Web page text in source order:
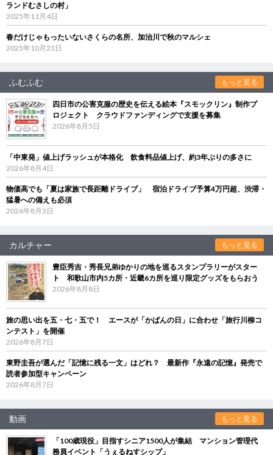
ランドむさしの村」
2025年11月4日
春だけじゃもったいないさくらの名所、加治川で秋のマルシェ
2025年10月23日
ふむふむ もっと見る
四日市の公害克服の歴史を伝える絵本『スモックリン』制作プ
ロジェクト クラウドファンディングで支援を募集
2026年8月5日
「中東発」値上げラッシュが本格化 飲食料品値上げ、約3年ぶりの多さに
2026年8月4日
物価高でも「夏は家族で長距離ドライブ」 宿泊ドライブ予算4万円超、渋滞・
猛暑への備えも必須
2026年8月3日
カルチャー もっと見る
豊臣秀吉・秀長兄弟ゆかりの地を巡るスタンプラリーがスター
ト 和歌山市内5カ所・近畿6カ所を巡り限定グッズをもらおう
2026年8月8日
旅の思い出を五・七・五で！ エースが「かばんの日」に合わせ「旅行川柳コ
ンテスト」を開催
2026年8月7日
東野圭吾が選んだ「記憶に残る一文」はどれ？ 最新作『永遠の記憶』発売で
読者参加型キャンペーン
2026年8月7日
動画 もっと見る
「100歳現役」目指すシニア1500人が集結 マンション管理代
務員イベント「うぇるねすシップ」